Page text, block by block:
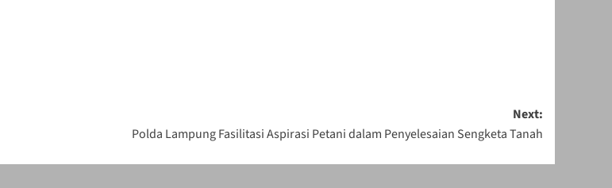
Next:
Polda Lampung Fasilitasi Aspirasi Petani dalam Penyelesaian Sengketa Tanah